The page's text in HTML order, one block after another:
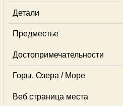
Детали
Предместье
Достопримечательности
Горы, Озера / Море
Веб страница места